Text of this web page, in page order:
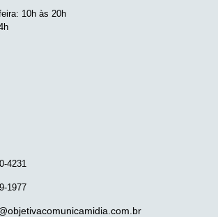
10h às 20h
4231
1977